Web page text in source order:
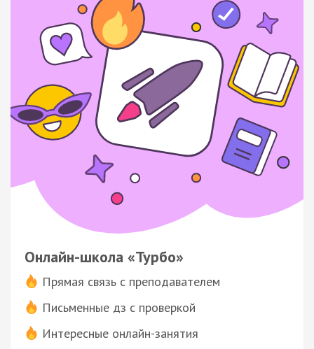
Онлайн-школа «Турбо»
Прямая связь с преподавателем
Письменные дз с проверкой
Интересные онлайн-занятия